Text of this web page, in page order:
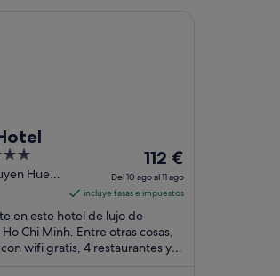
Hue
El
precio
es
112 €
por
112 €
Del 10 ago al 11 ago
incluye tasas e impuestos
en este hotel de lujo de
Chi Minh. Entre otras cosas,
wifi gratis, 4 restaurantes y